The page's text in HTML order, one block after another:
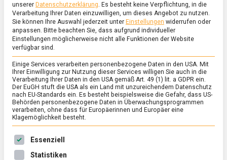
ERNÄHRUNG & GESUNDHEIT /FEATURED
Jenseits der Regenbogenfarben –
Boba Tea, original wie in Taiwan
6. August 2021
In Berlin ist es schwül-heiß – Zeit für eine
unserer Datenschutzerklärung. Es besteht keine Verpflichtung, in die
Verarbeitung Ihrer Daten einzuwilligen, um dieses Angebot zu nutzen.
Sie können Ihre Auswahl jederzeit unter Einstellungen widerrufen oder
anpassen. Bitte beachten Sie, dass aufgrund individueller
Einstellungen möglicherweise nicht alle Funktionen der Website
verfügbar sind.
Einige Services verarbeiten personenbezogene Daten in den USA. Mit
Ihrer Einwilligung zur Nutzung dieser Services willigen Sie auch in die
Verarbeitung Ihrer Daten in den USA gemäß Art. 49 (1) lit. a GDPR ein.
Der EuGH stuft die USA als ein Land mit unzureichendem Datenschutz
nach EU-Standards ein. Es besteht beispielsweise die Gefahr, dass US-
Behörden personenbezogene Daten in Überwachungsprogrammen
verarbeiten, ohne dass für Europäerinnen und Europäer eine
Klagemöglichkeit besteht.
Es folgt eine Liste der Service-Gruppen, für die eine
Essenziell
Statistiken